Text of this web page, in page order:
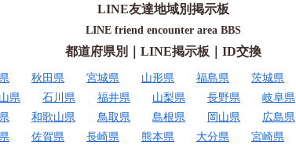
LINE友達地域別掲示板
LINE friend encounter area BBS
都道府県別｜LINE掲示板｜ID交換
秋田県 宮城県 山形県 福島県 茨城県
県 石川県 福井県 山梨県 長野県 岐阜県
和歌山県 鳥取県 島根県 岡山県 広島県
佐賀県 長崎県 熊本県 大分県 宮崎県